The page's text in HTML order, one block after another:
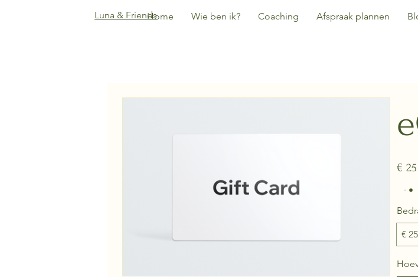
Luna & FriendsHome Wie ben ik? Coaching Afspraak plannen
€ 25
€ 25